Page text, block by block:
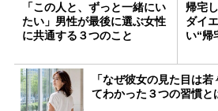
「この人と、ずっと一緒にい
たい」男性が最後に選ぶ女性
に共通する３つのこと
帰宅
ダイ
い“帰
「なぜ彼女の見た目は
てわかった３つの習慣と